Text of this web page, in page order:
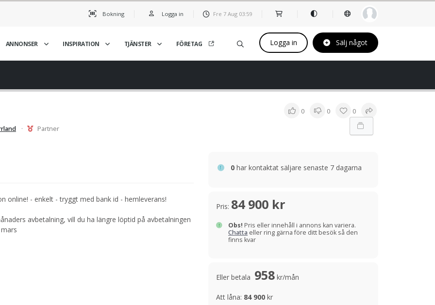
Bokning Logga in Fre 7 Aug 03 59
ANNONSER INSPIRATION TJÄNSTER FÖRETAG Logga in Sälj något
0 0 0
· Partner
online! - enkelt - tryggt med bank id - hemleverans!
avbetalning, vill du ha längre löptid på avbetalningen
0 har kontaktat säljare senaste 7 dagarna
Pris: 84 900 kr
Obs! Pris eller innehåll i annons kan variera.
Chatta eller ring gärna före ditt besök så den
finns kvar
Eller betala 958 kr/mån
Att låna: 84 900 kr